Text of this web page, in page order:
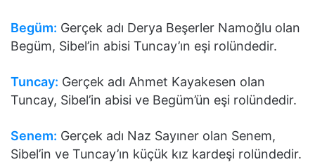
Begüm: Gerçek adı Derya Beşerler Namoğlu olan
Begüm, Sibel’in abisi Tuncay’ın eşi rolündedir.
Tuncay: Gerçek adı Ahmet Kayakesen olan
Tuncay, Sibel’in abisi ve Begüm’ün eşi rolündedir.
Senem: Gerçek adı Naz Sayıner olan Senem,
Sibel’in ve Tuncay’ın küçük kız kardeşi rolündedir.